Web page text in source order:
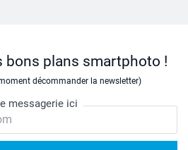
bons plans smartphoto !
décommander la newsletter)
messagerie ici